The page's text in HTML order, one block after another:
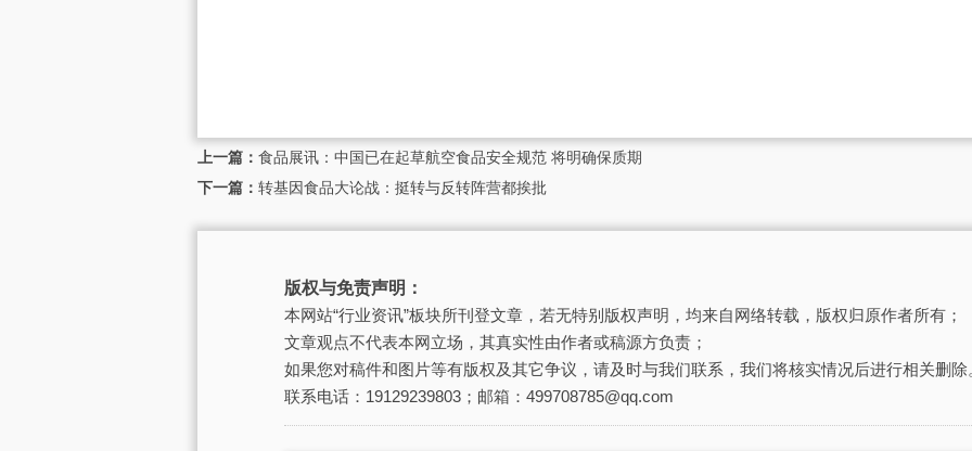
上一篇： 食品展讯：中国已在起草航空食品安全规范 将明确保质期
下一篇： 转基因食品大论战：挺转与反转阵营都挨批
版权与免责声明：
本网站“行业资讯”板块所刊登文章，若无特别版权声明，均来自网络转载，版权归原作者所有；
文章观点不代表本网立场，其真实性由作者或稿源方负责；
如果您对稿件和图片等有版权及其它争议，请及时与我们联系，我们将核实情况后进行相关删除
联系电话：19129239803；邮箱：499708785@qq.com